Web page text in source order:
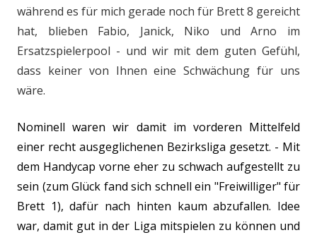
während es für mich gerade noch für Brett 8 gereicht
hat, blieben Fabio, Janick, Niko und Arno im
Ersatzspielerpool - und wir mit dem guten Gefühl,
dass keiner von Ihnen eine Schwächung für uns
wäre.
Nominell waren wir damit im vorderen Mittelfeld
einer recht ausgeglichenen Bezirksliga gesetzt. - Mit
dem Handycap vorne eher zu schwach aufgestellt zu
sein (zum Glück fand sich schnell ein "Freiwilliger" für
Brett 1), dafür nach hinten kaum abzufallen. Idee
war, damit gut in der Liga mitspielen zu können und